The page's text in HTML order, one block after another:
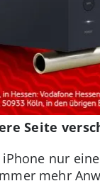
Seite
nur
mehr